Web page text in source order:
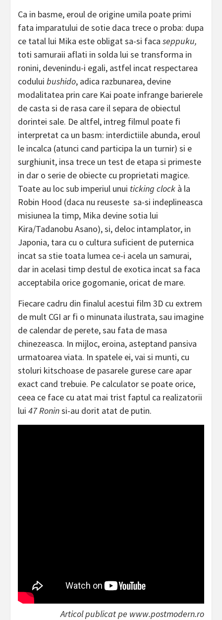
Ca in basme, eroul de origine umila poate primi
fata imparatului de sotie daca trece o proba: dupa
ce tatal lui Mika este obligat sa-si faca seppuku,
toti samuraii aflati in solda lui se transforma in
ronini, devenindu-i egali, astfel incat respectarea
codului bushido, adica razbunarea, devine
modalitatea prin care Kai poate infrange barierele
de casta si de rasa care il separa de obiectul
dorintei sale. De altfel, intreg filmul poate fi
interpretat ca un basm: interdictiile abunda, eroul
le incalca (atunci cand participa la un turnir) si e
surghiunit, insa trece un test de etapa si primeste
in dar o serie de obiecte cu proprietati magice.
Toate au loc sub imperiul unui ticking clock à la
Robin Hood (daca nu reuseste sa-si indeplineasca
misiunea la timp, Mika devine sotia lui
Kira/Tadanobu Asano), si, deloc intamplator, in
Japonia, tara cu o cultura suficient de puternica
incat sa stie toata lumea ce-i acela un samurai,
dar in acelasi timp destul de exotica incat sa faca
acceptabila orice gogomanie, oricat de mare.
Fiecare cadru din finalul acestui film 3D cu extrem
de mult CGI ar fi o minunata ilustrata, sau imagine
de calendar de perete, sau fata de masa
chinezeasca. In mijloc, eroina, asteptand pansiva
urmatoarea viata. In spatele ei, vai si munti, cu
stoluri kitschoase de pasarele gurese care apar
exact cand trebuie. Pe calculator se poate orice,
ceea ce face cu atat mai trist faptul ca realizatorii
lui 47 Roninsi-au dorit atat de putin.
Articol publicat pe www.postmodern.ro